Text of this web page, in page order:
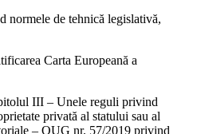
normele de tehnică legislativă,
Carta Europeană a
III – Unele reguli privind
privată al statului sau al
– OUG nr. 57/2019 privind